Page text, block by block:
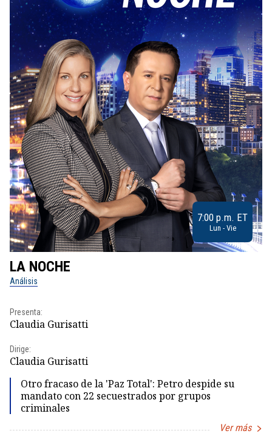
7:00 p.m. ET
Lun - Vie
LA NOCHE
Análisis
Presenta:
Claudia Gurisatti
Dirige:
Claudia Gurisatti
Otro fracaso de la 'Paz Total': Petro despide su
mandato con 22 secuestrados por grupos
criminales
Ver más